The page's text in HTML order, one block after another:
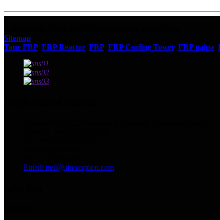
Sitemap
Tane FRP, FRP Reactor, FRP, FRP Cooling Tower, FRP paipa
Email: neil@sinotoption.com